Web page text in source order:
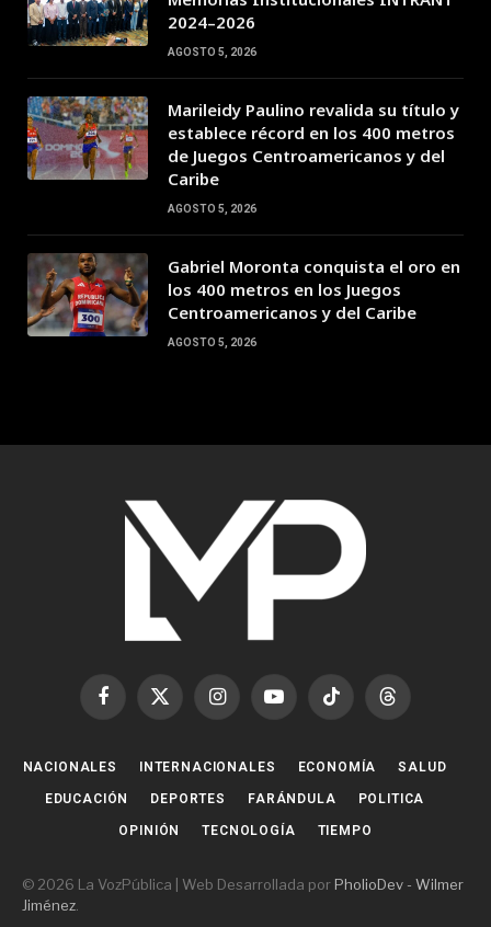
2024–2026
AGOSTO 5, 2026
Marileidy Paulino revalida su título y
establece récord en los 400 metros
de Juegos Centroamericanos y del
Caribe
AGOSTO 5, 2026
Gabriel Moronta conquista el oro en
los 400 metros en los Juegos
Centroamericanos y del Caribe
AGOSTO 5, 2026
Facebook
X
InstagramYouTubeTikTok Threads
NACIONALES INTERNACIONALES ECONOMÍA SALUD
EDUCACIÓN DEPORTES FARÁNDULA POLITICA
OPINIÓN TECNOLOGÍA TIEMPO
© 2026 La VozPública | Web Desarrollada por PholioDev - Wilmer
Jiménez.